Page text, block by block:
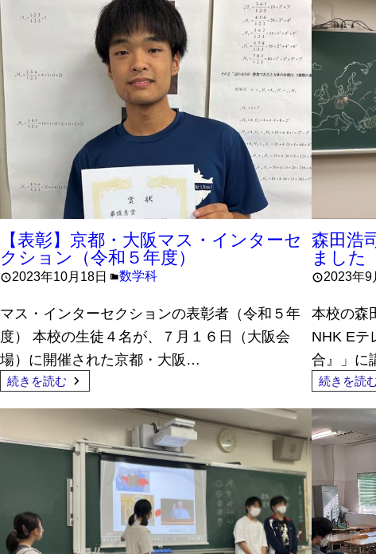
【表彰】京都・大阪マス・インターセ
クション（令和５年度）
2023年10月18日 数学科
マス・インターセクションの表彰者（令和５年
度） 本校の生徒４名が、７月１６日（大阪会
場）に開催された京都・大阪…
続きを読む
森田浩
ました
2023年9
本校の森
NHK Eテ
合』」に
続きを読